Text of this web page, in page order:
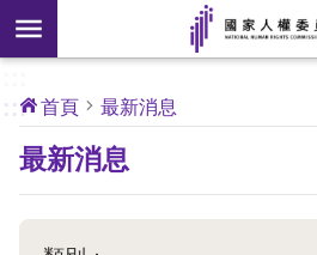
前往主要內容區塊
搜
尋
開
新
核
心
人
權
:::
首頁 最新消息
最新消息